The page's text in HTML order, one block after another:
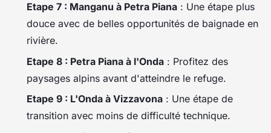
Etape 7 : Manganu à Petra Piana : Une étape plus
douce avec de belles opportunités de baignade en
rivière.
Etape 8 : Petra Piana à l'Onda : Profitez des
paysages alpins avant d'atteindre le refuge.
Etape 9 : L'Onda à Vizzavona : Une étape de
transition avec moins de difficulté technique.